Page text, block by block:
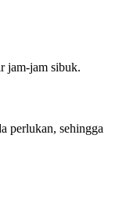
jam-jam sibuk.
perlukan, sehingga